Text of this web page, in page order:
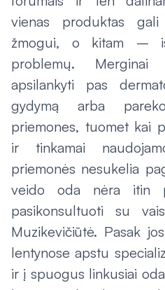
vienas produktas
žmogui, o kitam –
problemų.
apsilankyti pas
gydymą arba
priemones, tuomet kai
ir tinkamai
priemonės nesukelia
veido oda nėra itin
pasikonsultuoti su
Muzikevičiūtė. Pasak
lentynose apstu
ir į spuogus linkusiai